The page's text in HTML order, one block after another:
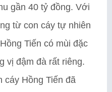
gần 40 tỷ đồng. Với
từ con cáy tự nhiên
Tiến có mùi đặc
vị đậm đà rất riêng.
cáy Hồng Tiến đã